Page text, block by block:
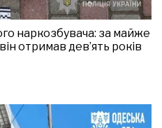
наркозбувача: за майже
отримав дев’ять років